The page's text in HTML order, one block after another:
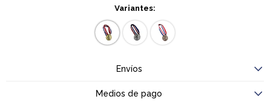
Variantes:
Envíos
Medios de pago